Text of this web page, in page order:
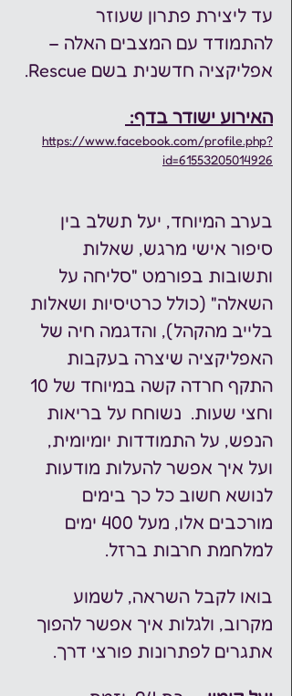
עד ליצירת פתרון שעוזר
להתמודד עם המצבים האלה –
אפליקציה חדשנית בשם Rescue.
האירוע ישודר בדף:
https://www.facebook.com/profile.php?
id=61553205014926
בערב המיוחד, יעל תשלב בין
סיפור אישי מרגש, שאלות
ותשובות בפורמט "סליחה על
השאלה" (כולל כרטיסיות ושאלות
בלייב מהקהל), והדגמה חיה של
האפליקציה שיצרה בעקבות
וחצי שעות.  נשוחח על בריאות
הנפש, על התמודדות יומיומית,
ועל איך אפשר להעלות מודעות
לנושא חשוב כל כך בימים
מורכבים אלו, מעל 400 ימים
למלחמת חרבות ברזל.
בואו לקבל השראה, לשמוע
מקרוב, ולגלות איך אפשר להפוך
אתגרים לפתרונות פורצי דרך.